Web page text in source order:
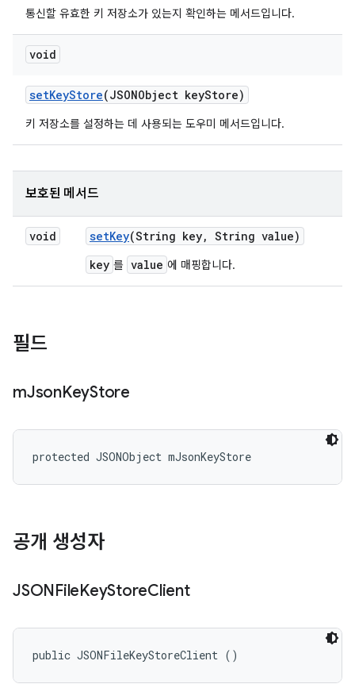
통신할 유효한 키 저장소가 있는지 확인하는 메서드입니다.
void
setKeyStore(JSONObject keyStore)
키 저장소를 설정하는 데 사용되는 도우미 메서드입니다.
보호된 메서드
void setKey(String key, String value)
key 를 value 에 매핑합니다.
필드
mJsonKeyStore
protected JSONObject mJsonKeyStore
공개 생성자
JSONFileKeyStoreClient
public JSONFileKeyStoreClient ()